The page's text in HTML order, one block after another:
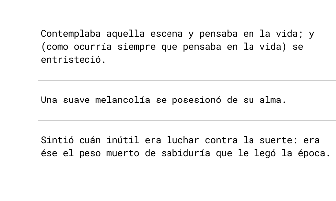
Contemplaba aquella escena y pensaba en la vida; y
(como ocurría siempre que pensaba en la vida) se
entristeció.
Una suave melancolía se posesionó de su alma.
Sintió cuán inútil era luchar contra la suerte: era
ése el peso muerto de sabiduría que le legó la época.